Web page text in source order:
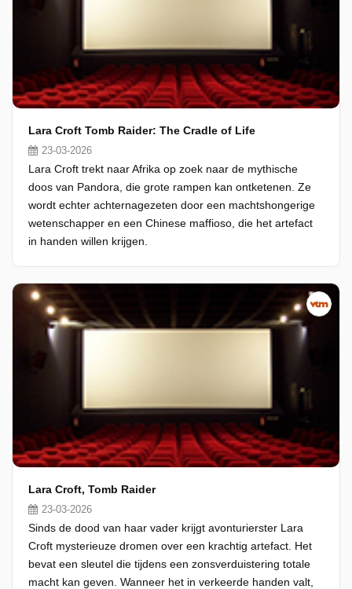
Lara Croft Tomb Raider: The Cradle of Life
23-03-2026
Lara Croft trekt naar Afrika op zoek naar de mythische
doos van Pandora, die grote rampen kan ontketenen. Ze
wordt echter achternagezeten door een machtshongerige
wetenschapper en een Chinese maffioso, die het artefact
in handen willen krijgen.
Lara Croft, Tomb Raider
23-03-2026
Sinds de dood van haar vader krijgt avonturierster Lara
Croft mysterieuze dromen over een krachtig artefact. Het
bevat een sleutel die tijdens een zonsverduistering totale
macht kan geven. Wanneer het in verkeerde handen valt,